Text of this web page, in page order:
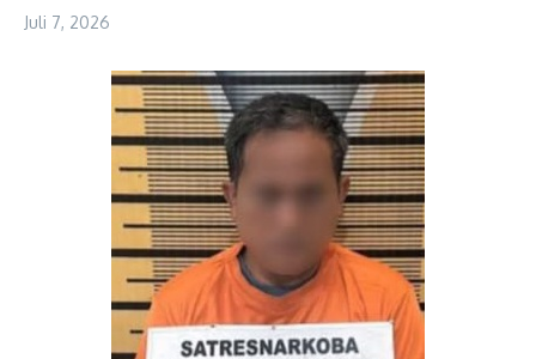
Juli 7, 2026